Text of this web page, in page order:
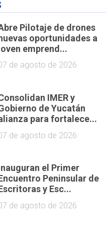
Pilotaje de drones
oportunidades a
emprend...
de agosto de 2026
IMER y
de Yucatán
para fortalece...
de agosto de 2026
el Primer
Peninsular de
y Esc...
de agosto de 2026